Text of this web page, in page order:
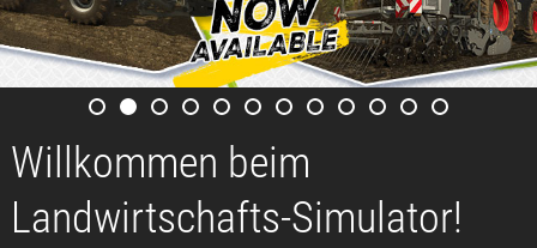
Willkommen beim
Landwirtschafts-Simulator!